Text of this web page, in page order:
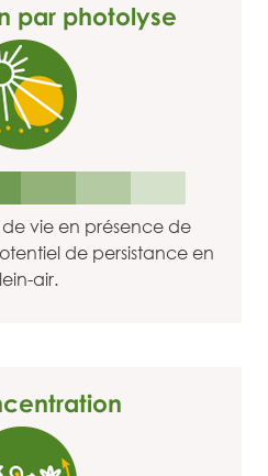
par photolyse
vie en présence de
de persistance en
air.